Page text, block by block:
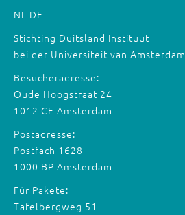
NL DE
Stichting Duitsland Instituut
bei der Universiteit van Amsterdam
Besucheradresse:
Oude Hoogstraat 24
1012 CE Amsterdam
Postadresse:
Postfach 1628
1000 BP Amsterdam
Für Pakete:
Tafelbergweg 51